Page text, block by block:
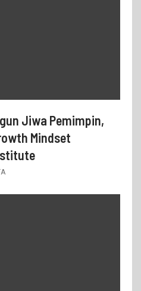
Jiwa Pemimpin,
Mindset